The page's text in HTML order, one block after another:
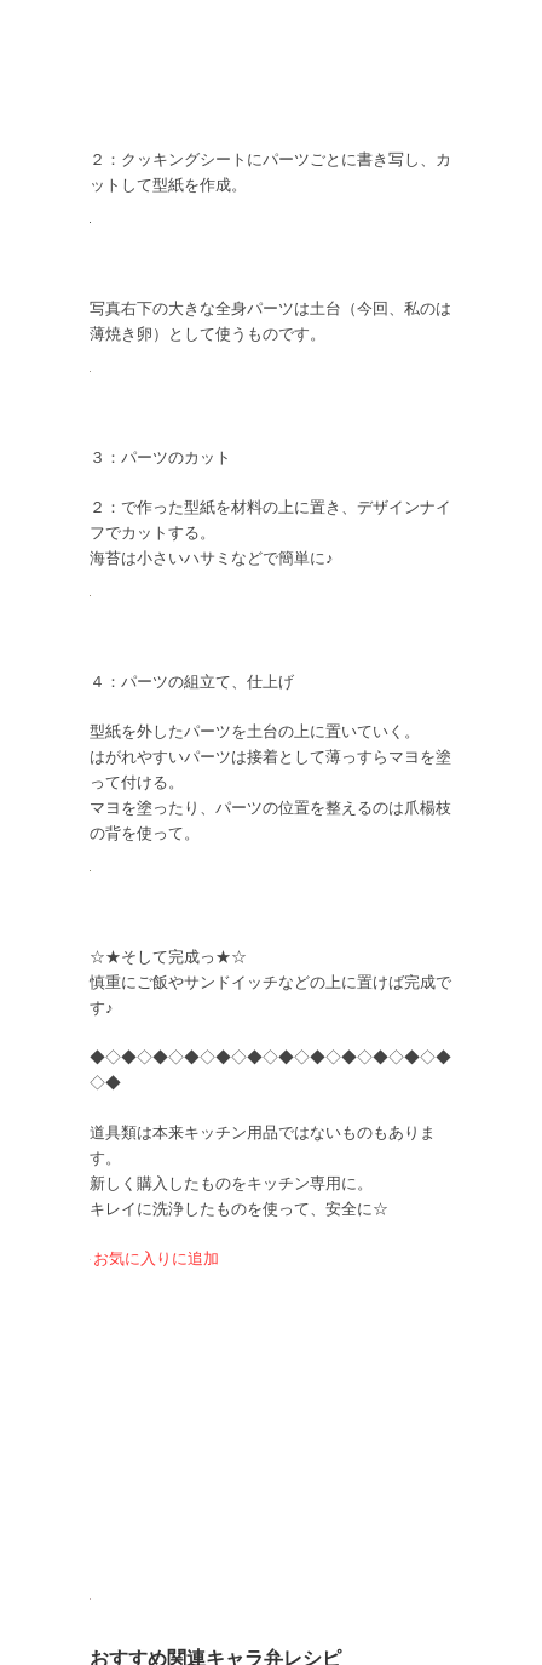
２：クッキングシートにパーツごとに書き写し、カ
ットして型紙を作成。
写真右下の大きな全身パーツは土台（今回、私のは
薄焼き卵）として使うものです。
３：パーツのカット
２：で作った型紙を材料の上に置き、デザインナイ
フでカットする。
海苔は小さいハサミなどで簡単に♪
４：パーツの組立て、仕上げ
型紙を外したパーツを土台の上に置いていく。
はがれやすいパーツは接着として薄っすらマヨを塗
って付ける。
マヨを塗ったり、パーツの位置を整えるのは爪楊枝
の背を使って。
☆★そして完成っ★☆
慎重にご飯やサンドイッチなどの上に置けば完成で
す♪
◆◇◆◇◆◇◆◇◆◇◆◇◆◇◆◇◆◇◆◇◆◇◆
◇◆
道具類は本来キッチン用品ではないものもありま
す。
新しく購入したものをキッチン専用に。
キレイに洗浄したものを使って、安全に☆
お気に入りに追加
おすすめ関連キャラ弁レシピ